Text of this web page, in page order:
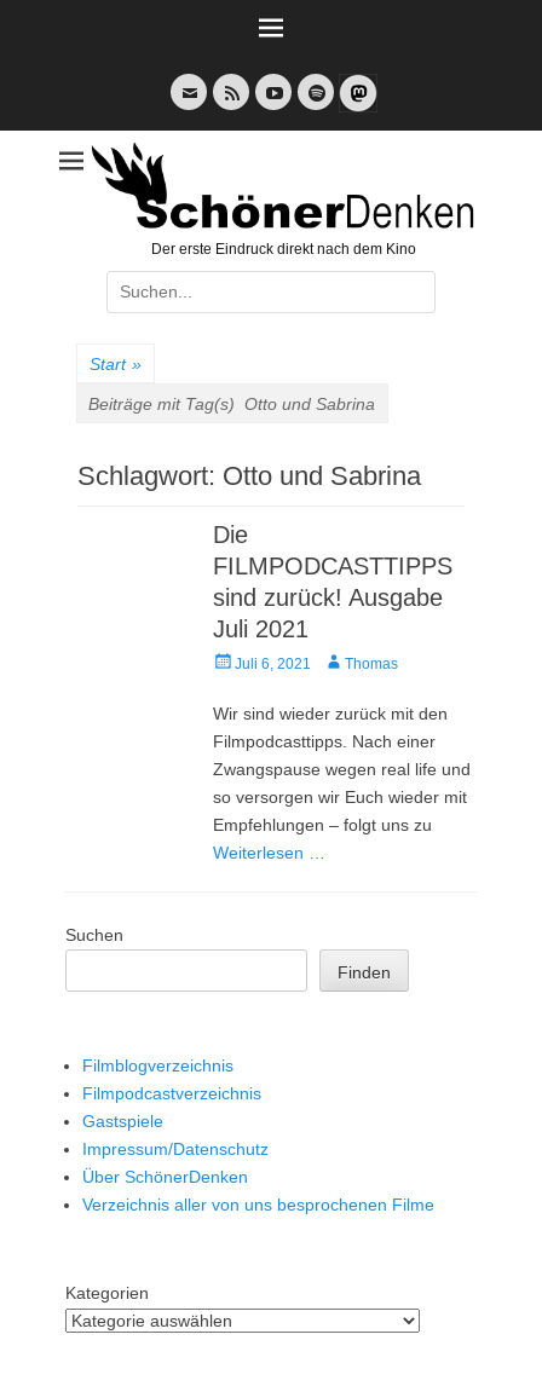
E-
Mail
Feed YouTubeSpotify
Der erste Eindruck direkt nach dem Kino
Suche
nach:
Start »
Beiträge mit Tag(s) Otto und Sabrina
Schlagwort: Otto und Sabrina
Die
FILMPODCASTTIPPS
sind zurück! Ausgabe
Juli 2021
Veröffentlicht
Juli 6, 2021 AutorThomas
Wir sind wieder zurück mit den
Filmpodcasttipps. Nach einer
Zwangspause wegen real life und
so versorgen wir Euch wieder mit
Empfehlungen – folgt uns zu
Weiterlesen …
Suchen
Finden
Filmblogverzeichnis
Filmpodcastverzeichnis
Gastspiele
Impressum/Datenschutz
Über SchönerDenken
Verzeichnis aller von uns besprochenen Filme
Kategorien